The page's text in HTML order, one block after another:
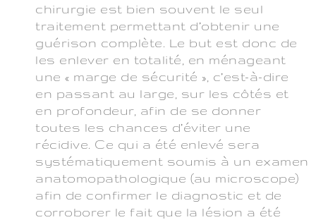
chirurgie est bien souvent le seul
traitement permettant d’obtenir une
guérison complète. Le but est donc de
les enlever en totalité, en ménageant
une « marge de sécurité », c’est-à-dire
en passant au large, sur les côtés et
en profondeur, afin de se donner
toutes les chances d’éviter une
récidive. Ce qui a été enlevé sera
systématiquement soumis à un examen
anatomopathologique (au microscope)
afin de confirmer le diagnostic et de
corroborer le fait que la lésion a été